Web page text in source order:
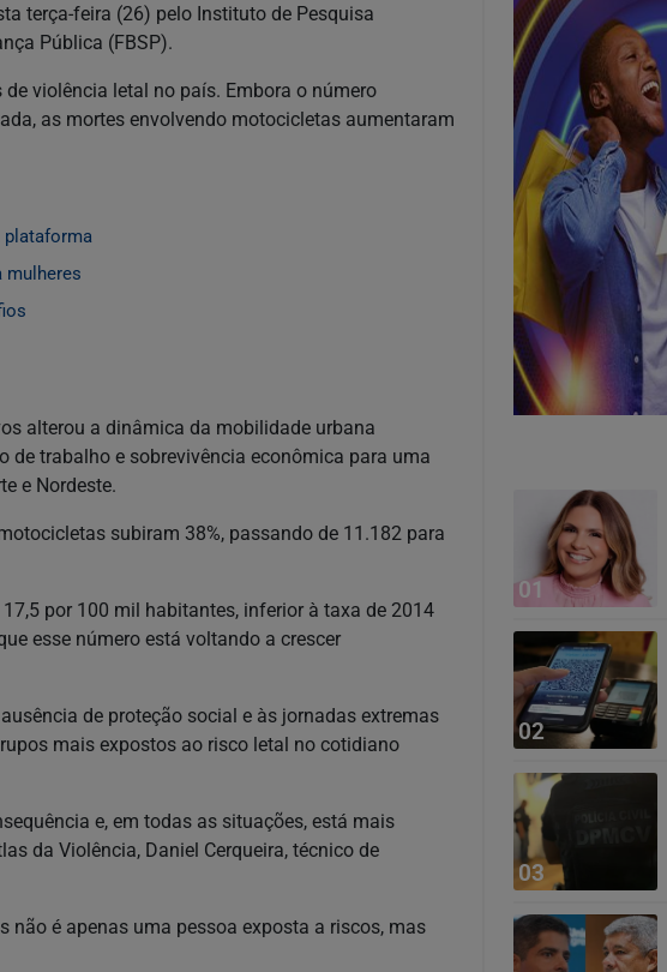
terça-feira (26) pelo Instituto de Pesquisa
Pública (FBSP).
violência letal no país. Embora o número
as mortes envolvendo motocicletas aumentaram
plataforma
mulheres
alterou a dinâmica da mobilidade urbana
trabalho e sobrevivência econômica para uma
e Nordeste.
subiram 38%, passando de 11.182 para
por 100 mil habitantes, inferior à taxa de 2014
esse número está voltando a crescer
de proteção social e às jornadas extremas
mais expostos ao risco letal no cotidiano
e, em todas as situações, está mais
da Violência, Daniel Cerqueira, técnico de
é apenas uma pessoa exposta a riscos, mas
01
02
03